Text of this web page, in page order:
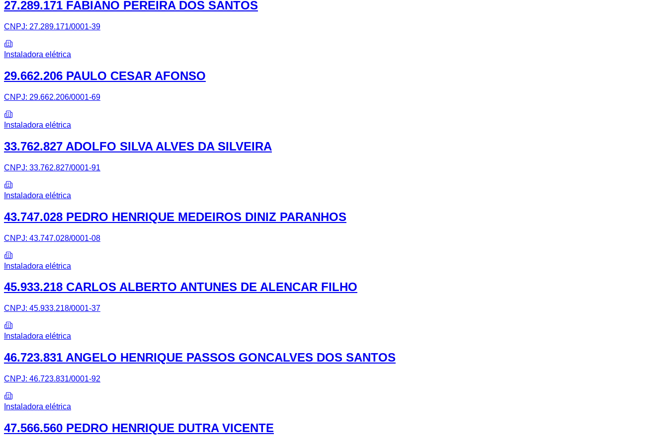
27.289.171 FABIANO PEREIRA DOS SANTOS
CNPJ: 27.289.171/0001-39
Instaladora elétrica
29.662.206 PAULO CESAR AFONSO
CNPJ: 29.662.206/0001-69
Instaladora elétrica
33.762.827 ADOLFO SILVA ALVES DA SILVEIRA
CNPJ: 33.762.827/0001-91
Instaladora elétrica
43.747.028 PEDRO HENRIQUE MEDEIROS DINIZ PARANHOS
CNPJ: 43.747.028/0001-08
Instaladora elétrica
45.933.218 CARLOS ALBERTO ANTUNES DE ALENCAR FILHO
CNPJ: 45.933.218/0001-37
Instaladora elétrica
46.723.831 ANGELO HENRIQUE PASSOS GONCALVES DOS SANTOS
CNPJ: 46.723.831/0001-92
Instaladora elétrica
47.566.560 PEDRO HENRIQUE DUTRA VICENTE